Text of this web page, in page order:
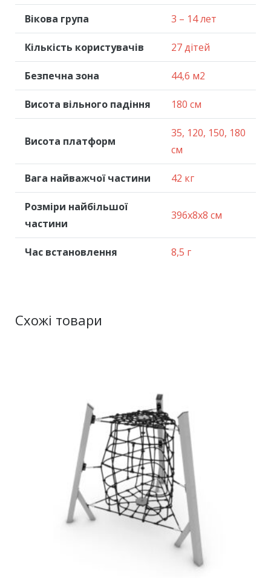
Вікова група 3 – 14 лет
Кількість користувачів 27 дітей
Безпечна зона 44,6 м2
Висота вільного падіння 180 см
Висота платформ
35, 120, 150, 180
см
Вага найважчої частини 42 кг
Розміри найбільшої
частини
396x8x8 см
Час встановлення 8,5 г
Схожі товари